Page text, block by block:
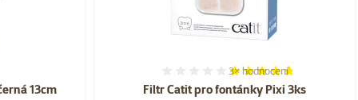
13cm
Filtr Catit pro fontánky Pixi 3ks
Hodnocení 93%, počet
3× hodnocení